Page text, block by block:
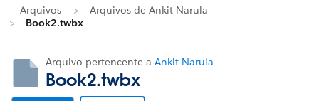
Arquivos
Arquivos de Ankit Narula
Book2.twbx
Arquivo pertencente a Ankit Narula
Book2.twbx